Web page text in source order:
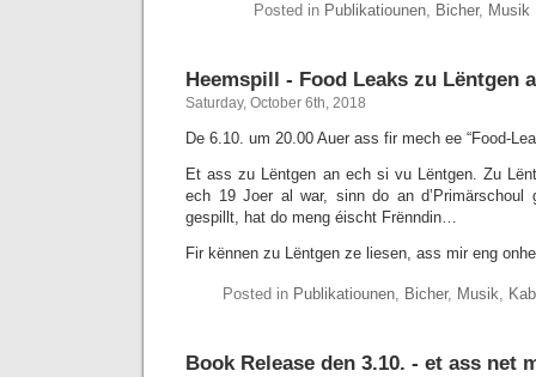
Posted in Publikatiounen, Bicher, Musik
Heemspill - Food Leaks zu Lëntgen
Saturday, October 6th, 2018
De 6.10. um 20.00 Auer ass fir mech ee “Food-
Et ass zu Lëntgen an ech si vu Lëntgen. Zu
ech 19 Joer al war, sinn do an d’Primärschoul
gespillt, hat do meng éischt Frënndin…
Fir kënnen zu Lëntgen ze liesen, ass mir eng
Posted in Publikatiounen, Bicher, Musik,
Book Release den 3.10. - et ass net